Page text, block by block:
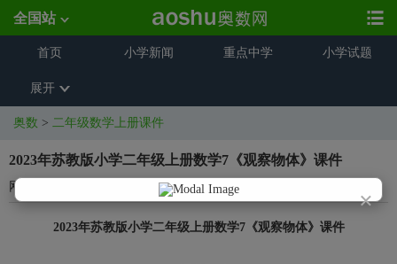
×
全国站
首页 小学新闻 重点中学 小学试题
展开
奥数 > 二年级数学上册课件
2023年苏教版小学二年级上册数学7《观察物体》课件
网络来源 2023-11-03 11:21:29
2023年苏教版小学二年级上册数学7《观察物体》课件